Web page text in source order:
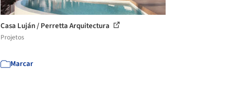
Casa Luján / Perretta Arquitectura
Projetos
Marcar